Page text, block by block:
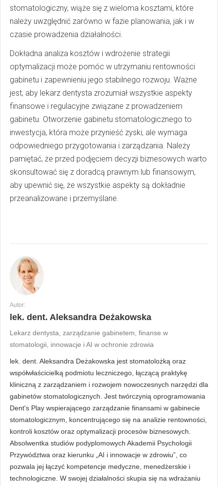
stomatologiczny, wiąże się z wieloma kosztami, które
należy uwzględnić zarówno w fazie planowania, jak i w
czasie prowadzenia działalności.
Dokładna analiza kosztów i wdrożenie strategii
optymalizacji może pomóc w utrzymaniu rentowności
gabinetu i zapewnieniu jego stabilnego rozwoju. Ważne
jest, aby lekarz dentysta zrozumiał wszystkie aspekty
finansowe i regulacyjne związane z prowadzeniem
gabinetu. Otworzenie gabinetu stomatologicznego to
inwestycja, która może przynieść zyski, ale wymaga
odpowiedniego przygotowania i zarządzania. Należy
pamiętać, że przed podjęciem decyzji biznesowych warto
skonsultować się z doradcą prawnym lub finansowym,
aby upewnić się, że wszystkie aspekty są dokładnie
przeanalizowane i przemyślane.
Autor:
lek. dent. Aleksandra Deżakowska
Lekarz dentysta, zarządzanie gabinetem, finanse w
stomatologii, innowacje i AI w ochronie zdrowia
lek. dent. Aleksandra Deżakowska jest stomatolożką oraz
współwłaścicielką podmiotu leczniczego, łączącą praktykę
kliniczną z zarządzaniem i rozwojem nowoczesnych narzędzi dla
gabinetów stomatologicznych. Jest twórczynią oprogramowania
Dent's Play wspierającego zarządzanie finansami w gabinecie
stomatologicznym, koncentrującego się na analizie rentowności,
kontroli kosztów oraz optymalizacji procesów biznesowych.
Absolwentka studiów podyplomowych Akademii Psychologii
Przywództwa oraz kierunku „AI i innowacje w zdrowiu”, co
pozwala jej łączyć kompetencje medyczne, menedżerskie i
technologiczne. W swojej działalności skupia się na wdrażaniu